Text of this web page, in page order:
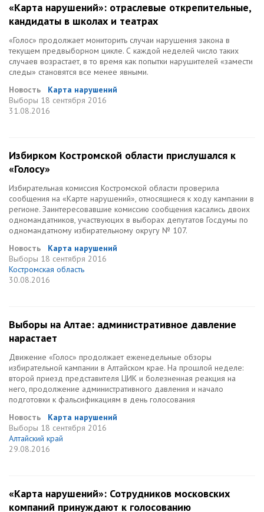
«Карта нарушений»: отраслевые открепительные,
кандидаты в школах и театрах
«Голос» продолжает мониторить случаи нарушения закона в
текущем предвыборном цикле. С каждой неделей число таких
случаев возрастает, в то время как попытки нарушителей «замести
следы» становятся все менее явными.
Новость
Карта нарушений
Выборы 18 сентября 2016
31.08.2016
Избирком Костромской области прислушался к
«Голосу»
Избирательная комиссия Костромской области проверила
сообщения на «Карте нарушений», относящиеся к ходу кампании в
регионе. Заинтересовавшие комиссию сообщения касались двоих
одномандатников, участвуюцих в выборах депутатов Госдумы по
одномандатному избирательному округу № 107.
Новость
Карта нарушений
Выборы 18 сентября 2016
Костромская область
30.08.2016
Выборы на Алтае: административное давление
нарастает
Движение «Голос» продолжает еженедельные обзоры
избирательной кампании в Алтайском крае. На прошлой неделе:
второй приезд представителя ЦИК и болезненная реакция на
него, продолжение административного давления и начало
подготовки к фальсификациям в день голосования
Новость
Карта нарушений
Выборы 18 сентября 2016
Алтайский край
29.08.2016
«Карта нарушений»: Сотрудников московских
компаний принуждают к голосованию